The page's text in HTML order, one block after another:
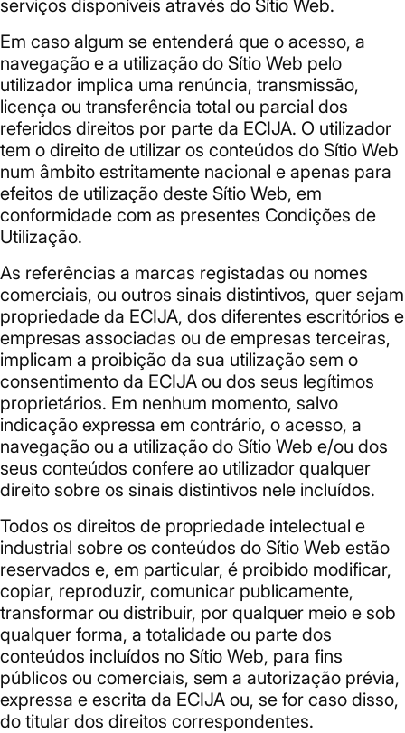
serviços disponíveis através do Sítio Web.
Em caso algum se entenderá que o acesso, a
navegação e a utilização do Sítio Web pelo
utilizador implica uma renúncia, transmissão,
licença ou transferência total ou parcial dos
referidos direitos por parte da ECIJA. O utilizador
tem o direito de utilizar os conteúdos do Sítio Web
num âmbito estritamente nacional e apenas para
efeitos de utilização deste Sítio Web, em
conformidade com as presentes Condições de
Utilização.
As referências a marcas registadas ou nomes
comerciais, ou outros sinais distintivos, quer sejam
propriedade da ECIJA, dos diferentes escritórios e
empresas associadas ou de empresas terceiras,
implicam a proibição da sua utilização sem o
consentimento da ECIJA ou dos seus legítimos
proprietários. Em nenhum momento, salvo
indicação expressa em contrário, o acesso, a
navegação ou a utilização do Sítio Web e/ou dos
seus conteúdos confere ao utilizador qualquer
direito sobre os sinais distintivos nele incluídos.
Todos os direitos de propriedade intelectual e
industrial sobre os conteúdos do Sítio Web estão
reservados e, em particular, é proibido modificar,
copiar, reproduzir, comunicar publicamente,
transformar ou distribuir, por qualquer meio e sob
qualquer forma, a totalidade ou parte dos
conteúdos incluídos no Sítio Web, para fins
públicos ou comerciais, sem a autorização prévia,
expressa e escrita da ECIJA ou, se for caso disso,
do titular dos direitos correspondentes.